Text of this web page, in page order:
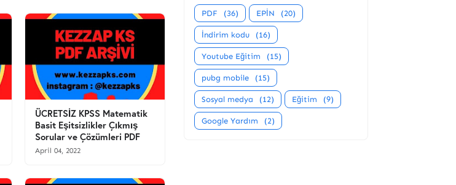
ÜCRETSİZ KPSS Matematik
Basit Eşitsizlikler Çıkmış
Sorular ve Çözümleri PDF
April 04, 2022
PDF (36) EPİN (20)
İndirim kodu (16)
Youtube Eğitim (15)
pubg mobile (15)
Sosyal medya (12) Eğitim (9)
Google Yardım (2)